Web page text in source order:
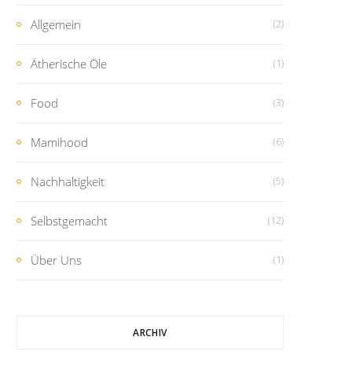
Allgemein (2)
Ätherische Öle (1)
Food (3)
Mamihood (6)
Nachhaltigkeit (5)
Selbstgemacht (12)
Über Uns (1)
ARCHIV